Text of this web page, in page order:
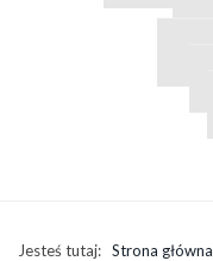
Jesteś tutaj: Strona główna